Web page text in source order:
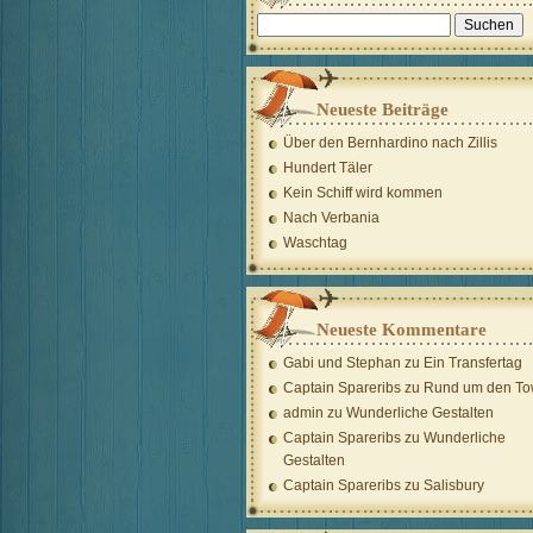
Suchen
nach:
Neueste Beiträge
Über den Bernhardino nach Zillis
Hundert Täler
Kein Schiff wird kommen
Nach Verbania
Waschtag
Neueste Kommentare
Gabi und Stephan zu Ein Transfertag
Captain Spareribs zu Rund um den
admin zu Wunderliche Gestalten
Captain Spareribs zu Wunderliche
Gestalten
Captain Spareribs zu Salisbury